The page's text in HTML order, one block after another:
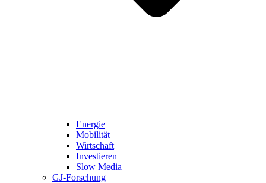
Energie
Mobilität
Wirtschaft
Investieren
Slow Media
GJ-Forschung